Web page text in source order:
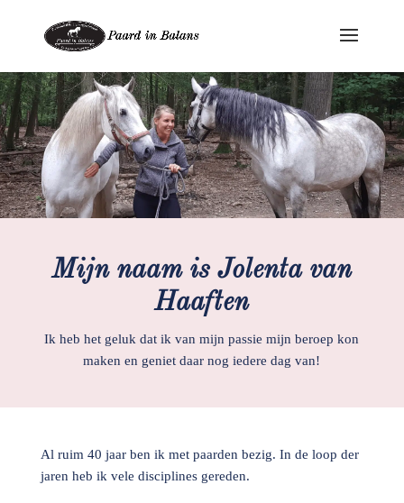
Mijn naam is Jolenta van
Haaften
Ik heb het geluk dat ik van mijn passie mijn beroep kon
maken en geniet daar nog iedere dag van!
Al ruim 40 jaar ben ik met paarden bezig. In de loop der
jaren heb ik vele disciplines gereden.